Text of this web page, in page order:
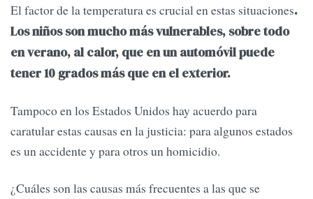
El factor de la temperatura es crucial en estas situaciones.
Los niños son mucho más vulnerables, sobre todo
en verano, al calor, que en un automóvil puede
tener 10 grados más que en el exterior.
Tampoco en los Estados Unidos hay acuerdo para
caratular estas causas en la justicia: para algunos estados
es un accidente y para otros un homicidio.
¿Cuáles son las causas más frecuentes a las que se